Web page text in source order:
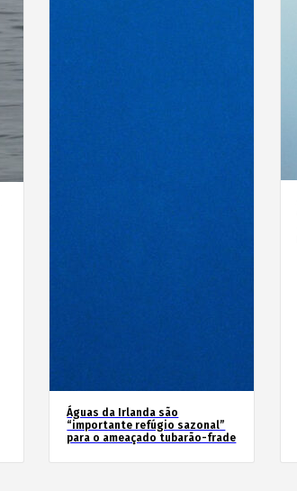
Águas da Irlanda são
“importante refúgio sazonal”
para o ameaçado tubarão-frade